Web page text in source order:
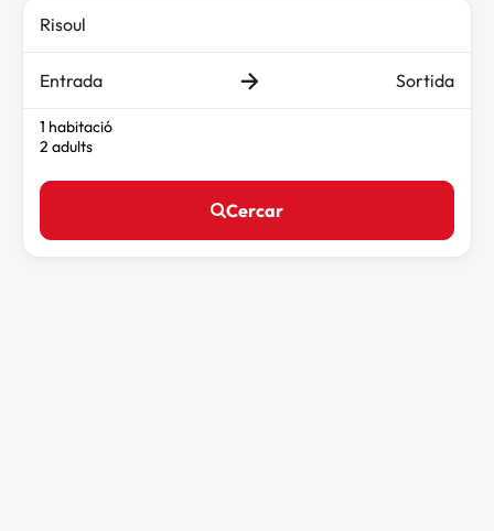
Entrada Sortida
1 habitació
2 adults
Cercar